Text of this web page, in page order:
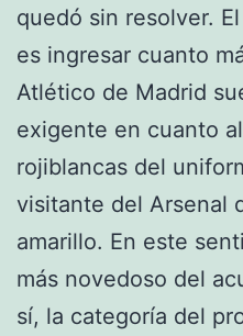
quedó sin resolver.
es ingresar cuanto
Atlético de Madrid
exigente en cuanto
rojiblancas del
visitante del Arsenal
amarillo. En este
más novedoso del
sí, la categoría del